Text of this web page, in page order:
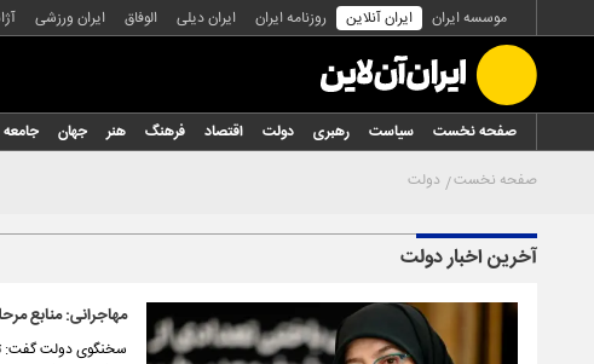
موسسه ایران ایران آنلاین روزنامه ایران ایران دیلی الوفاق ایران ورزشی
صفحه نخست سیاست رهبری دولت اقتصاد فرهنگ هنر جهان جامعه
صفحه نخست دولت
آخرین اخبار دولت
مهاجرانی: منابع
سخنگوی دولت گفت: